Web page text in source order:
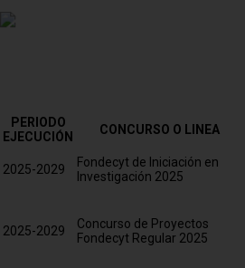
PERIODO
EJECUCIÓN
CONCURSO O LINEA
2025-2029
Fondecyt de Iniciación en
Investigación 2025
2025-2029
Concurso de Proyectos
Fondecyt Regular 2025